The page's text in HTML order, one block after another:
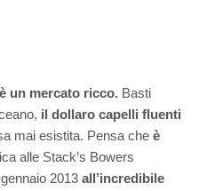
un mercato ricco. Basti
il dollaro capelli fluenti
mai esistita. Pensa che è
alle Stack’s Bowers
2013 all’incredibile